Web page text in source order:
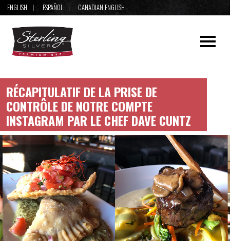
ENGLISH ESPAÑOL CANADIAN ENGLISH
RÉCAPITULATIF DE LA PRISE DE
CONTRÔLE DE NOTRE COMPTE
INSTAGRAM PAR LE CHEF DAVE CUNTZ